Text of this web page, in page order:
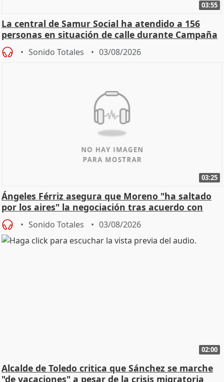
03:55
La central de Samur Social ha atendido a 156
personas en situación de calle durante Campaña
de Calor
Sonido Totales 03/08/2026
03:25
Ángeles Férriz asegura que Moreno "ha saltado
por los aires" la negociación tras acuerdo con
SMA
Sonido Totales 03/08/2026
02:00
Alcalde de Toledo critica que Sánchez se marche
"de vacaciones" a pesar de la crisis migratoria